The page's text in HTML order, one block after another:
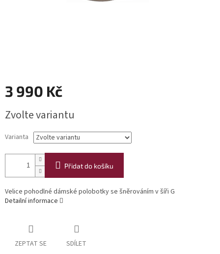
3 990 Kč
cena:
Zvolte variantu
Varianta
Přidat do košíku
Velice pohodlné dámské polobotky se šněrováním v šíři G
Detailní informace
ZEPTAT SE SDÍLET